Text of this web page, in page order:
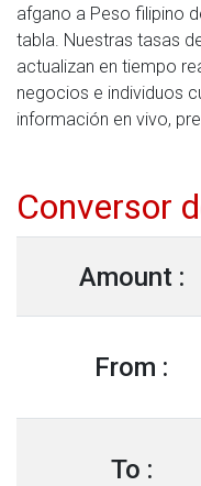
afgano a Peso filipino
tabla. Nuestras tasas
actualizan en tiempo
negocios e individuos
información en vivo,
Conversor
Amount :
From :
To :